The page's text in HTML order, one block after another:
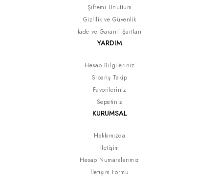
Şifremi Unuttum
Gizlilik ve Güvenlik
İade ve Garanti Şartları
YARDIM
Hesap Bilgileriniz
Sipariş Takip
Favorileriniz
Sepetiniz
KURUMSAL
Hakkımızda
İletişim
Hesap Numaralarımız
İletişim Formu